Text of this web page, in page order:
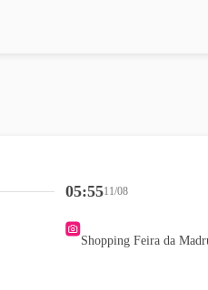
05:5511/08
Shopping Feira da